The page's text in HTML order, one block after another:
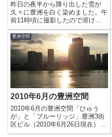
昨日の夜半から降り出した雪が
久々に豊洲を白く染めました。午
前11時頃に撮影したので溶けは
じめていますが久々の光景です。
夕方散歩していると、子供達が雪
で遊んでいたのが印象的でした
ね。
豊洲空間
2010年6月の豊洲空間
2010年6月の豊洲空間「ひゅう
が」と「ブルーリッジ」豊洲3街
区ビル（2010年6月26日現在）
CAFE;HAUS 豊洲 BBQ検定３－